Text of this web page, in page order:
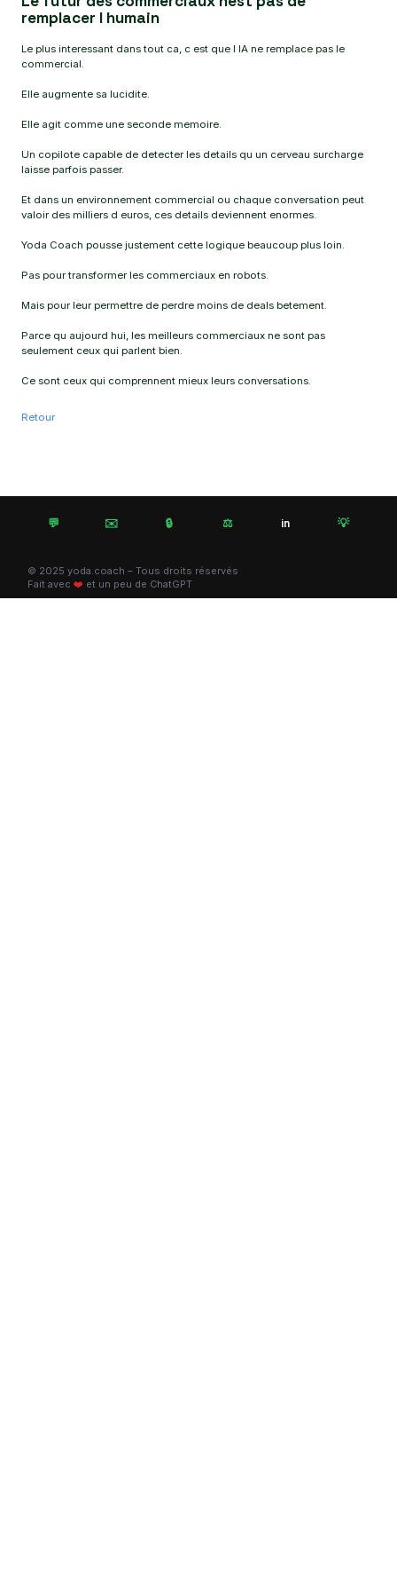
remplacer l humain
Le plus interessant dans tout ca, c est que l IA ne remplace pas le
commercial.
Elle augmente sa lucidite.
Elle agit comme une seconde memoire.
Un copilote capable de detecter les details qu un cerveau surcharge
laisse parfois passer.
Et dans un environnement commercial ou chaque conversation peut
valoir des milliers d euros, ces details deviennent enormes.
Yoda Coach pousse justement cette logique beaucoup plus loin.
Pas pour transformer les commerciaux en robots.
Mais pour leur permettre de perdre moins de deals betement.
Parce qu aujourd hui, les meilleurs commerciaux ne sont pas
seulement ceux qui parlent bien.
Ce sont ceux qui comprennent mieux leurs conversations.
Retour
💬 ✉️ 🔒 ⚖️ in 💡
© 2025 yoda.coach – Tous droits réservés
Fait avec ❤️ et un peu de ChatGPT